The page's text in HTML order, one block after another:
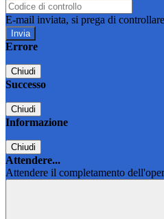
E-mail inviata, si prega di
Errore
Chiudi
Successo
Chiudi
Informazione
Chiudi
Attendere...
Attendere il completamento